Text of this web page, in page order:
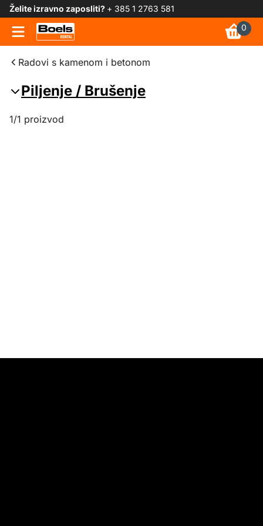
Želite izravno zaposliti? + 385 1 2763 581
0
Radovi s kamenom i betonom
Piljenje / Brušenje
1/1 proizvod